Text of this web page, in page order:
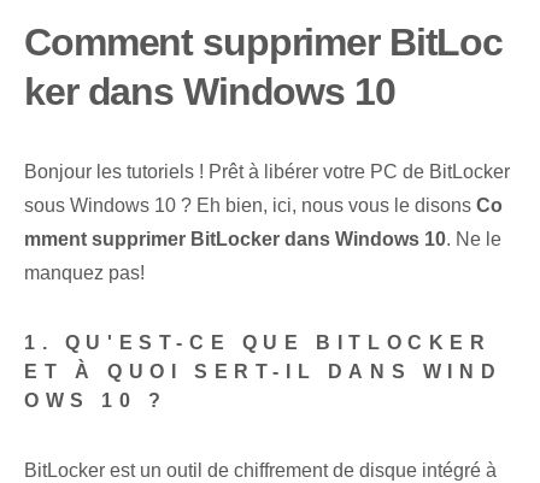
Comment supprimer BitLoc
ker dans Windows 10
Bonjour les tutoriels ! Prêt à libérer votre PC de BitLocker
sous Windows 10 ? Eh bien, ici, nous vous le disons Co
mment supprimer BitLocker dans Windows 10. Ne le
manquez pas!
1. QU'EST-CE QUE BITLOCKER
ET À QUOI SERT-IL DANS WIND
OWS 10 ?
BitLocker est un outil de chiffrement de disque intégré à